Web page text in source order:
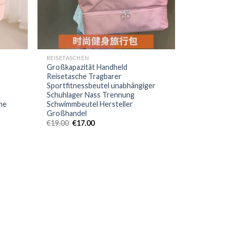
REISETASCHEN
Großkapazität Handheld
Reisetasche Tragbarer
Sportfitnessbeutel unabhängiger
Schuhlager Nass Trennung
Schwimmbeutel Hersteller
Großhandel
€19.00 €17.00